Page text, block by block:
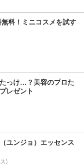
料！ミニコスメを試す
っけ…？美容のプロた
レゼント
ユンジョ）エッセンス
)